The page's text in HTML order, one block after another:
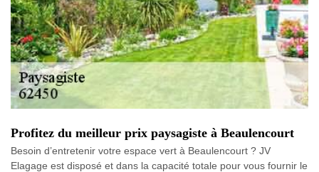
Profitez du meilleur prix paysagiste à Beaulencourt
Besoin d’entretenir votre espace vert à Beaulencourt ? JV
Elagage est disposé et dans la capacité totale pour vous fournir le